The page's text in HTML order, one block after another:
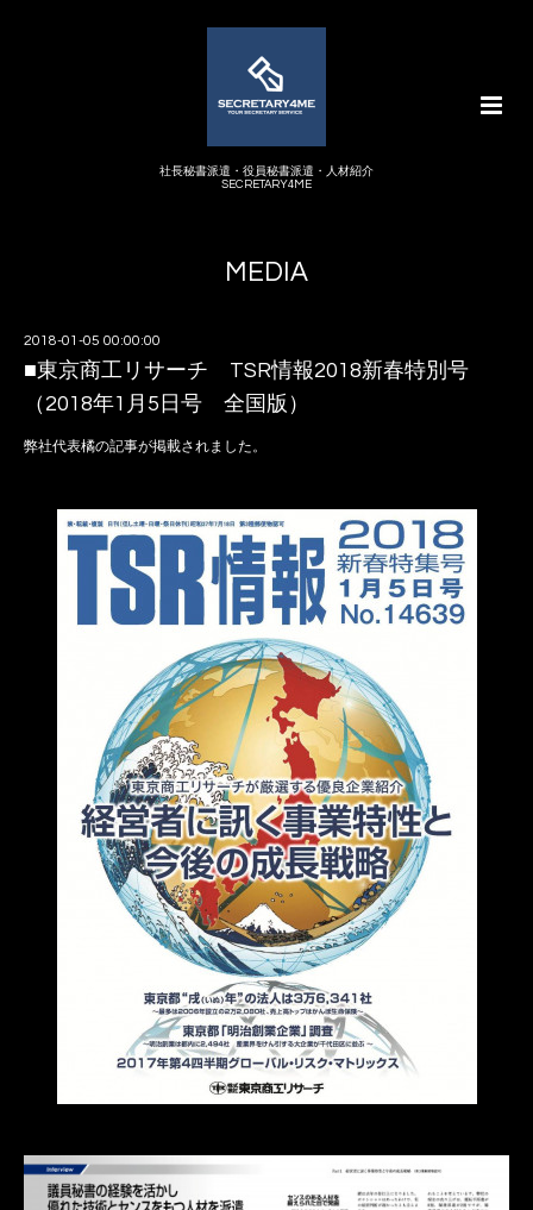
社長秘書派遣・役員秘書派遣・人材紹介
SECRETARY4ME
MEDIA
2018-01-05 00:00:00
■東京商工リサーチ TSR情報2018新春特別号
（2018年1月5日号 全国版）
弊社代表橘の記事が掲載されました。